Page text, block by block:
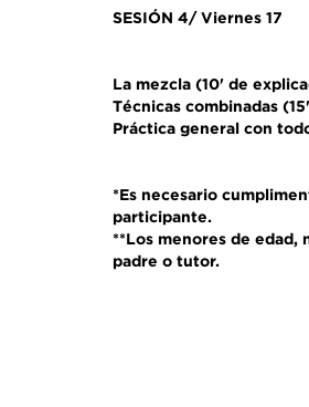
SESIÓN 4/ Viernes 17
La mezcla (10' de
Técnicas combinadas
Práctica general con
*Es necesario
participante.
**Los menores de edad,
padre o tutor.